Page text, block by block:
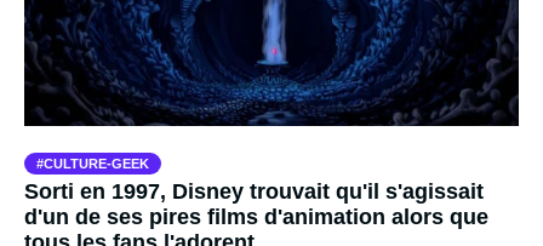
CULTURE-GEEK
Sorti en 1997, Disney trouvait qu'il s'agissait
d'un de ses pires films d'animation alors que